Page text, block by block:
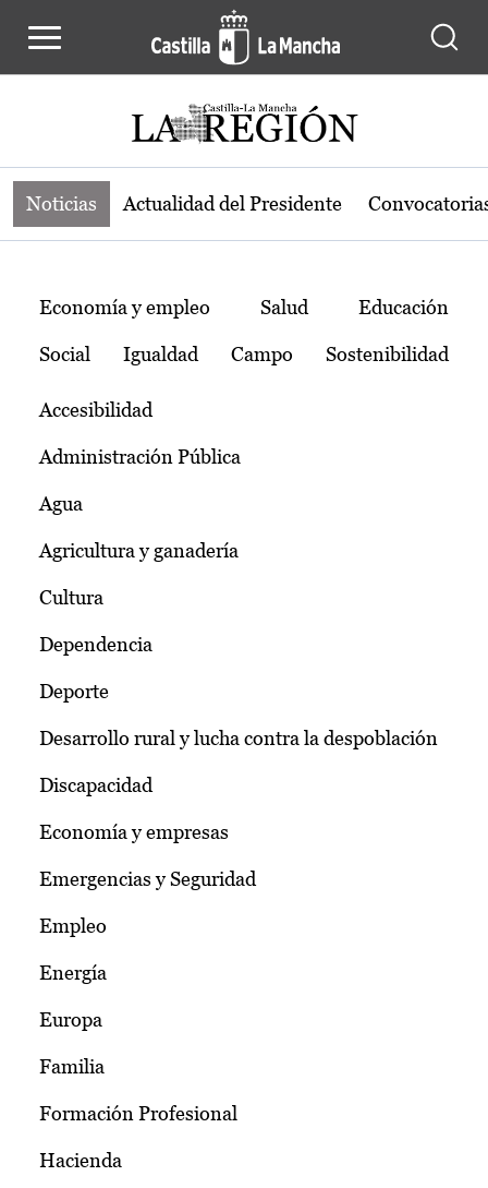
Noticias de la región de Castilla-La
Noticias Actualidad del Presidente
Temas
Economía y empleo Salud Educación
Social Igualdad Campo Sostenibilidad
Accesibilidad
Administración Pública
Agua
Agricultura y ganadería
Cultura
Dependencia
Deporte
Desarrollo rural y lucha contra la despoblación
Discapacidad
Economía y empresas
Emergencias y Seguridad
Empleo
Energía
Europa
Familia
Formación Profesional
Hacienda